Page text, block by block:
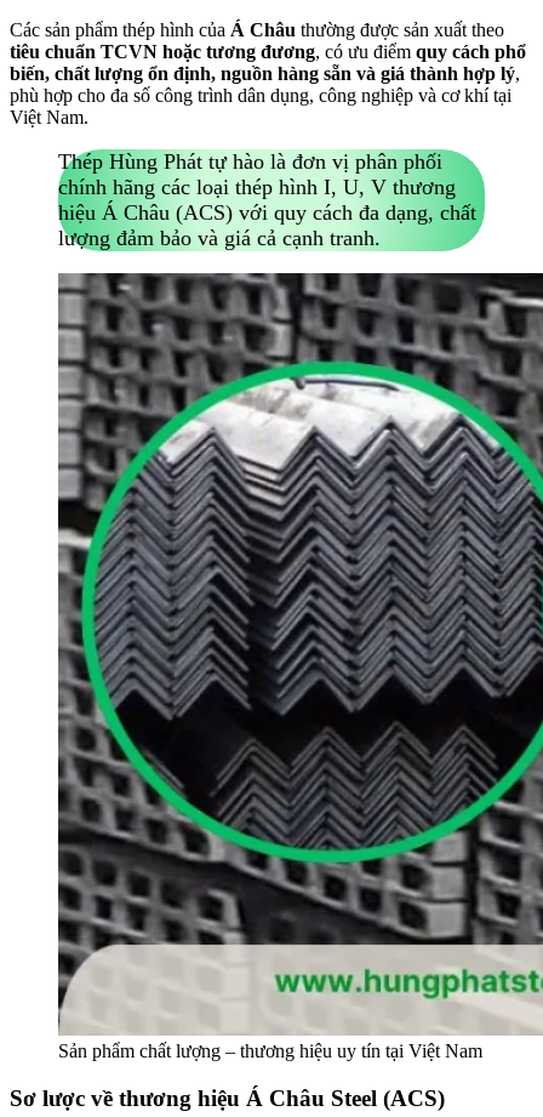
Các sản phẩm thép hình của Á Châu thường được sản xuất theo
tiêu chuẩn TCVN hoặc tương đương, có ưu điểm quy cách phổ
biến, chất lượng ổn định, nguồn hàng sẵn và giá thành hợp lý,
phù hợp cho đa số công trình dân dụng, công nghiệp và cơ khí tại
Việt Nam.
Thép Hùng Phát tự hào là đơn vị phân phối
chính hãng các loại thép hình I, U, V thương
hiệu Á Châu (ACS) với quy cách đa dạng, chất
lượng đảm bảo và giá cả cạnh tranh.
Sản phẩm chất lượng – thương hiệu uy tín tại Việt Nam
Sơ lược về thương hiệu Á Châu Steel (ACS)